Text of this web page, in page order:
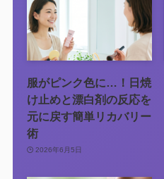
服がピンク色に…！日焼
け止めと漂白剤の反応を
元に戻す簡単リカバリー
術
2026年6月5日